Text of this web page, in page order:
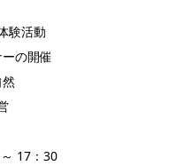
験活動
の開催
17：30